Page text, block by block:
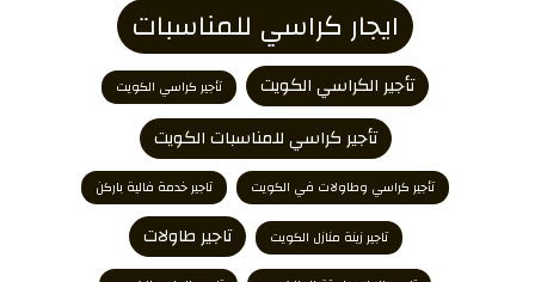
ايجار كراسي للمناسبات
تأجير الكراسي الكويت تأجير كراسي الكويت
تأجير كراسي للمناسبات الكويت
تأجير كراسي وطاولات في الكويت تاجير خدمة فالية باركن
تاجير زينة منازل الكويت تاجير طاولات